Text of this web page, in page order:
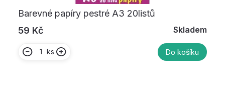
Barevné papíry pestré A3 20listů
59 Kč
Skladem
ks Do košíku